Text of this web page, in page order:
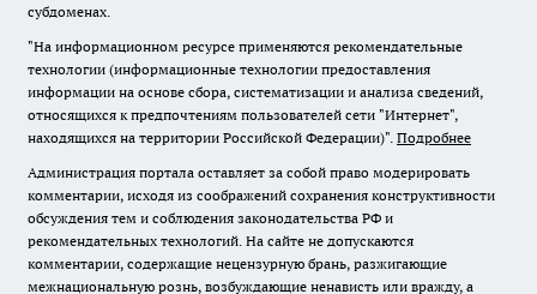
субдоменах.
"На информационном ресурсе применяются рекомендательные
технологии (информационные технологии предоставления
информации на основе сбора, систематизации и анализа сведений,
относящихся к предпочтениям пользователей сети "Интернет",
находящихся на территории Российской Федерации)". Подробнее
Администрация портала оставляет за собой право модерировать
комментарии, исходя из соображений сохранения конструктивности
обсуждения тем и соблюдения законодательства РФ и
рекомендательных технологий. На сайте не допускаются
комментарии, содержащие нецензурную брань, разжигающие
межнациональную рознь, возбуждающие ненависть или вражду, а